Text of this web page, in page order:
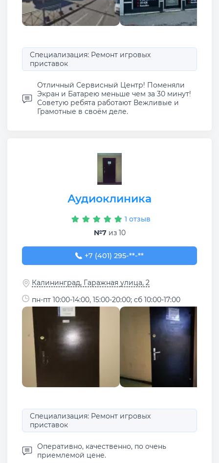
Специализация: Ремонт игровых
приставок
Отличный Сервисный Центр! Поменяли
Экран и Батарею меньше чем за 30 минут!
Советую ребята работают Вежливые и
Грамотные в своём деле.
Аудиоклиника
1 отзыв
№7из 10
+7 (401) 295-80-32
+7 (401) 295-**-**
Калининград, Гаражная улица, 2
пн-пт 10:00-14:00, 15:00-20:00; сб 10:00-17:00
Специализация: Ремонт игровых
приставок
Оперативно, качественно, по очень
приемлемой цене.